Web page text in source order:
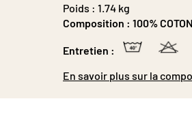
Poids : 1.74 kg
Composition : 100% COTON
Entretien :
En savoir plus sur la